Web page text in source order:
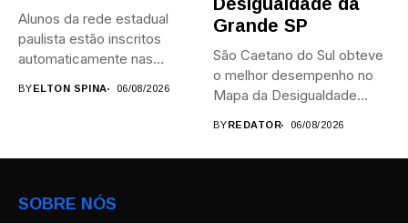
Alunos da rede estadual
paulista estão inscritos
automaticamente nas
BYELTON SPINA 06/08/2026
Grande SP
São Caetano do Sul obteve
o melhor desempenho no
Mapa da Desigualdade...
BYREDATOR 06/08/2026
SOBRE NÓS